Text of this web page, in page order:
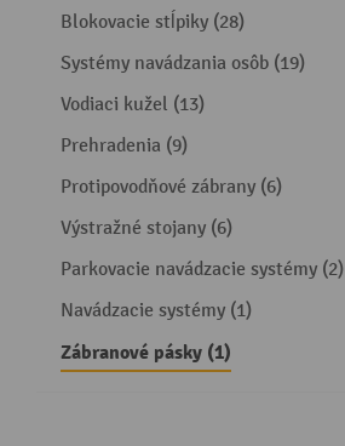
Blokovacie stĺpiky (28)
Systémy navádzania osôb (19)
Vodiaci kužel (13)
Prehradenia (9)
Protipovodňové zábrany (6)
Výstražné stojany (6)
Parkovacie navádzacie systémy (2)
Navádzacie systémy (1)
Zábranové pásky (1)